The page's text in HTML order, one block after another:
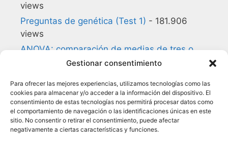
Gestionar consentimiento
Para ofrecer las mejores experiencias, utilizamos tecnologías como las
cookies para almacenar y/o acceder a la información del dispositivo. El
consentimiento de estas tecnologías nos permitirá procesar datos como
el comportamiento de navegación o las identificaciones únicas en este
sitio. No consentir o retirar el consentimiento, puede afectar
negativamente a ciertas características y funciones.
views
Preguntas de genética (Test 1) - 181.906
views
ANOVA: comparación de medias de tres o
más grupos- 180.857 views
140.168 views
Glosario de Inmunología- 134.957 views
Citocinas- 118.050 views
Preguntas de estadística (Test 1)